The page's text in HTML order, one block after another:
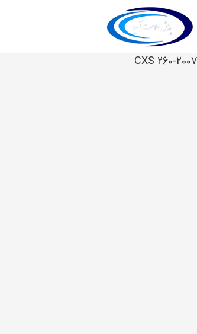
CXS 260-2007